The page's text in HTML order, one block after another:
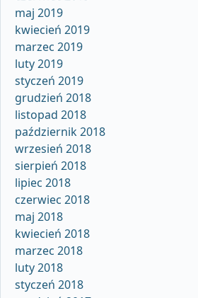
maj 2019
kwiecień 2019
marzec 2019
luty 2019
styczeń 2019
grudzień 2018
listopad 2018
październik 2018
wrzesień 2018
sierpień 2018
lipiec 2018
czerwiec 2018
maj 2018
kwiecień 2018
marzec 2018
luty 2018
styczeń 2018